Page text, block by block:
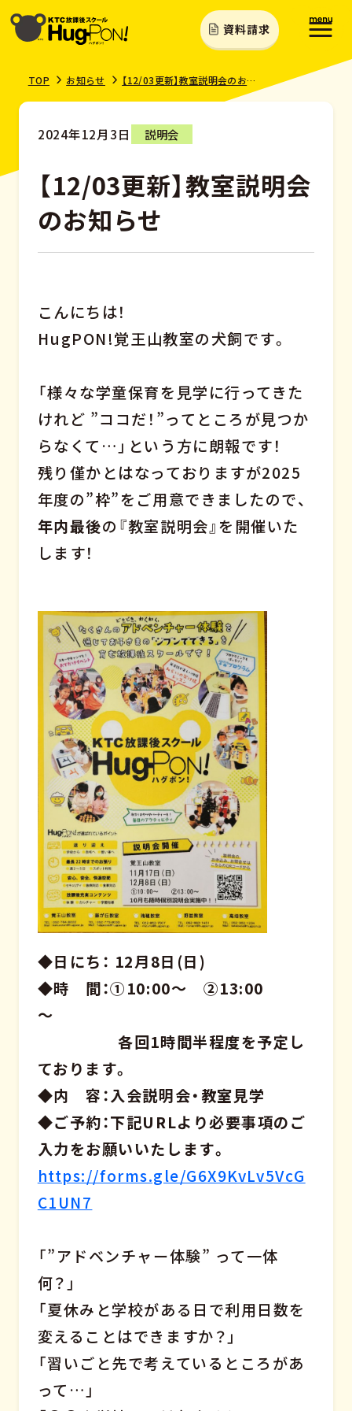
資料請求
TOP お知らせ 【12/03更新】教室説明会のお知らせ
2024年12月3日 説明会
【12/03更新】教室説明会
のお知らせ
こんにちは！
HugPON!覚王山教室の犬飼です。
「様々な学童保育を見学に行ってきた
けれど ”ココだ！”ってところが見つか
らなくて…」という方に朗報です！
残り僅かとはなっておりますが2025
年度の”枠”をご用意できましたので、
年内最後の『教室説明会』を開催いた
します！
◆日にち： 12月8日(日)
◆時 間：①10:00～ ②13:00
～
各回1時間半程度を予定し
ております。
◆内 容：入会説明会・教室見学
◆ご予約：下記URLより必要事項のご
入力をお願いいたします。
https://forms.gle/G6X9KvLv5VcG
C1UN7
「”アドベンチャー体験” って一体
何？」
「夏休みと学校がある日で利用日数を
変えることはできますか？」
「習いごと先で考えているところがあ
って…」